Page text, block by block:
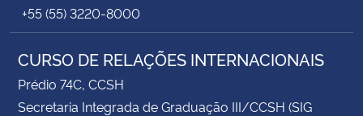
+55 (55) 3220-8000
CURSO DE RELAÇÕES INTERNACIONAIS
Prédio 74C, CCSH
Secretaria Integrada de Graduação III/CCSH (SIG